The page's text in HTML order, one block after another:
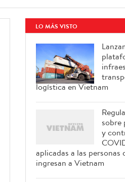
LO MÁS VISTO
logística en Vietnam
sobre
y
aplicadas a las personas
ingresan a Vietnam